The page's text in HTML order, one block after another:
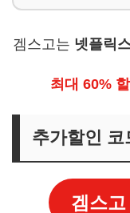
겜스고는 넷플릭
최대 60%
추가할인 코
겜스고